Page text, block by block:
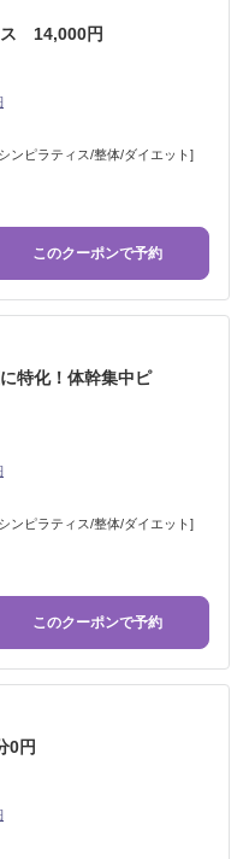
ス 14,000円
ンピラティス/整体/ダイエット]
このクーポンで予約
特化！体幹集中ピ
ンピラティス/整体/ダイエット]
このクーポンで予約
0円